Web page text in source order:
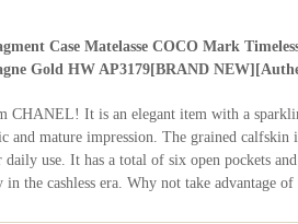
Case Matelasse COCO Mark
Gold HW AP3179[BRAND
CHANEL! It is an elegant item with a
and mature impression. The grained calfskin
use. It has a total of six open pockets
the cashless era. Why not take advantage